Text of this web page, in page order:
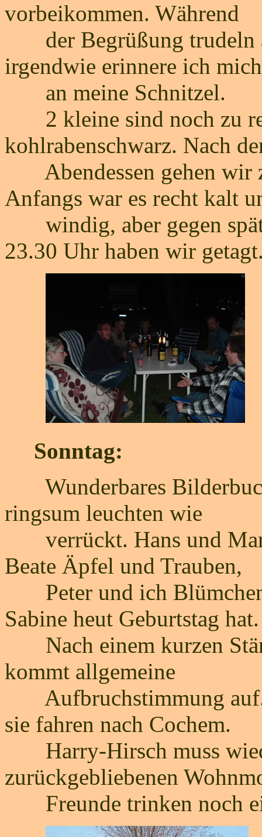
vorbeikommen. Während
der Begrüßung trudeln
irgendwie erinnere ich mich
an meine Schnitzel.
2 kleine sind noch zu
kohlrabenschwarz. Nach
Abendessen gehen wir
Anfangs war es recht kalt
windig, aber gegen
23.30 Uhr haben wir
Sonntag:
Wunderbares
ringsum leuchten wie
verrückt. Hans und
Beate Äpfel und Trauben,
Peter und ich Blümchen
Sabine heut Geburtstag hat.
Nach einem kurzen
kommt allgemeine
Aufbruchstimmung auf.
sie fahren nach Cochem.
Harry-Hirsch muss
zurückgebliebenen
Freunde trinken noch